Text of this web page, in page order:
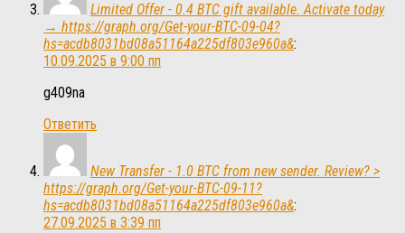
Limited Offer - 0.4 BTC gift available. Activate today
→ https://graph.org/Get-your-BTC-09-04?
hs=acdb8031bd08a51164a225df803e960a&:
10.09.2025 в 9:00 пп
g409na
Ответить
New Transfer - 1.0 BTC from new sender. Review? >
https://graph.org/Get-your-BTC-09-11?
hs=acdb8031bd08a51164a225df803e960a&:
27.09.2025 в 3:39 пп